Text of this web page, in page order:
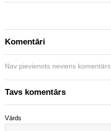
Komentāri
Nav pievienots neviens komentārs.
Tavs komentārs
Vārds